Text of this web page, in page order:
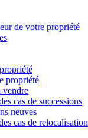
de votre propriété
propriété
vendre
cas de successions
neuves
cas de relocalisation